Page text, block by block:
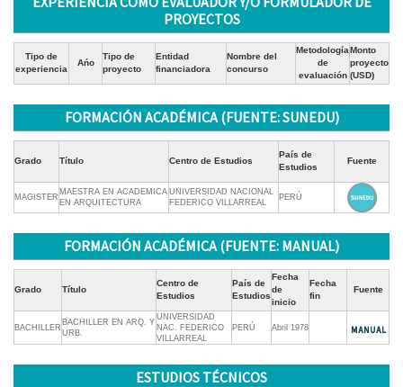
PROYECTOS
Tipo de
experiencia
Ańo
Tipo de
proyecto
Entidad
financiadora
Nombre del
concurso
Metodología
de
evaluación
Monto
proyecto
(USD)
FORMACIÓN ACADÉMICA (FUENTE: SUNEDU)
Grado Título Centro de Estudios
País de
Estudios
Fuente
MAGISTER
MAESTRA EN ACADEMICA
EN ARQUITECTURA
UNIVERSIDAD NACIONAL
FEDERICO VILLARREAL
PERÚ
FORMACIÓN ACADÉMICA (FUENTE: MANUAL)
Grado Título
Centro de
Estudios
País de
Estudios
Fecha
de
inicio
Fecha
fin
Fuente
BACHILLER
BACHILLER EN ARQ. Y
URB.
UNIVERSIDAD
NAC. FEDERICO
VILLARREAL
PERÚ Abril 1978
ESTUDIOS TÉCNICOS